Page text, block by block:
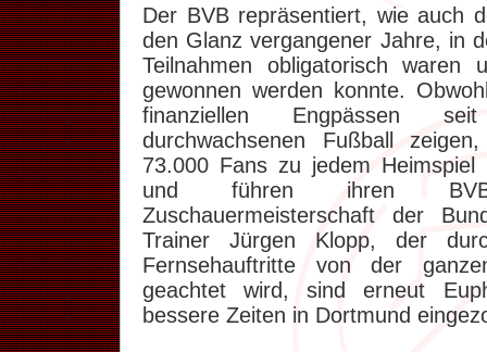
Der BVB repräsentiert, wie auch
den Glanz vergangener Jahre, in
Teilnahmen obligatorisch waren
gewonnen werden konnte.
finanziellen Engpässen
durchwachsenen Fußball
73.000 Fans zu jedem
und führen ihren
Zuschauermeisterschaft der
Trainer Jürgen Klopp, der
Fernsehauftritte von der
geachtet wird, sind erneut
bessere Zeiten in Dortmund